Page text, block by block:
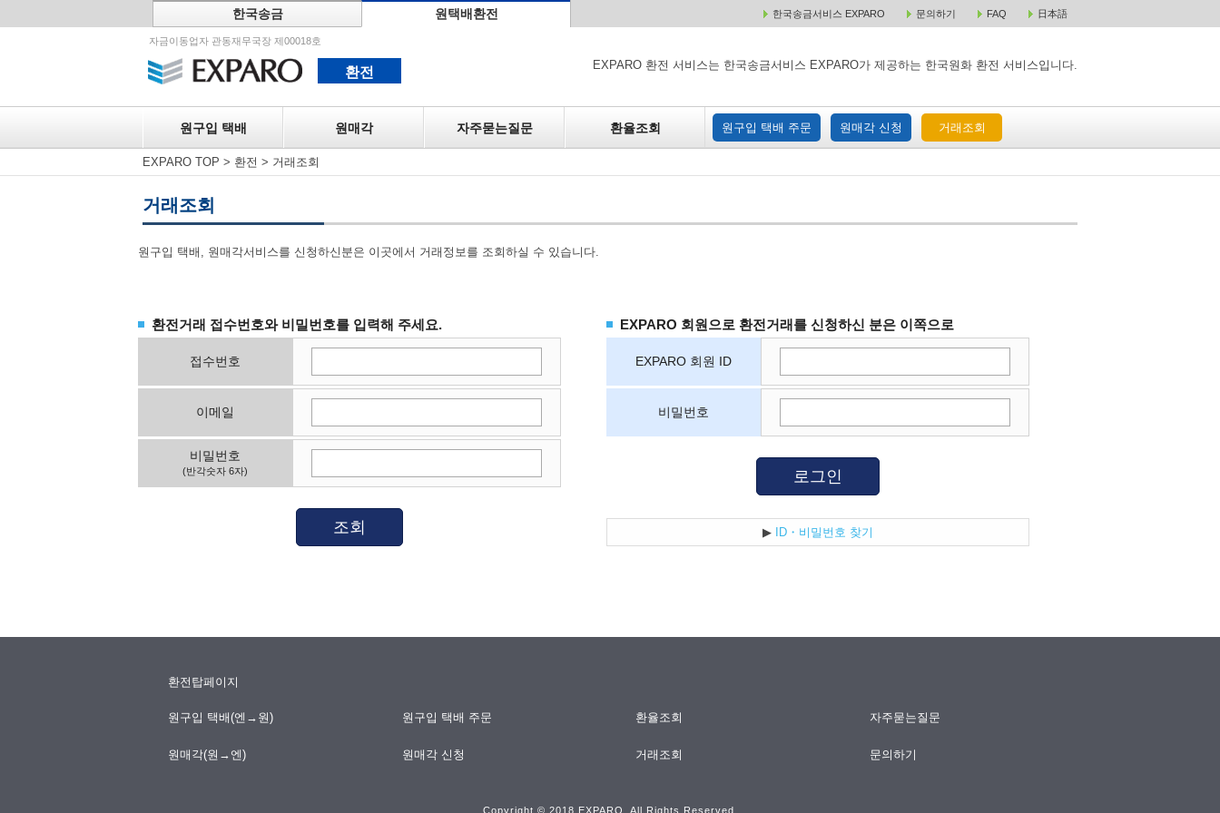
한국송금 원택배환전 한국송금서비스 EXPARO 문의하기 FAQ 日本語
자금이동업자 관동재무국장 제00018호
환전 EXPARO 환전 서비스는 한국송금서비스 EXPARO가 제공하는 한국원화 환전 서비스입니다.
원구입 택배 원매각 자주묻는질문 환율조회 원구입 택배 주문 원매각 신청 거래조회
원매각 원구입 택배 주문 원매각 주문 거래조회
EXPARO TOP > 환전 > 거래조회
거래조회
원구입 택배, 원매각서비스를 신청하신분은 이곳에서 거래정보를 조회하실 수 있습니다.
환전거래 접수번호와 비밀번호를 입력해 주세요.
접수번호
이메일
비밀번호
(반각숫자 6자)
조회
EXPARO 회원으로 환전거래를 신청하신 분은 이쪽으로
EXPARO 회원 ID
비밀번호
로그인
▶ ID・비밀번호 찾기
환전탑페이지
원구입 택배(엔→원) 원구입 택배 주문 환율조회 자주묻는질문
원매각(원→엔) 원매각 신청 거래조회 문의하기
Copyright © 2018 EXPARO. All Rights Reserved.